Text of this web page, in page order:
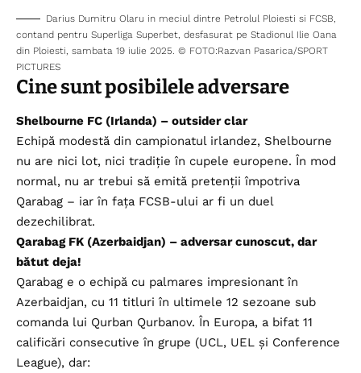
Darius Dumitru Olaru in meciul dintre Petrolul Ploiesti si FCSB,
contand pentru Superliga Superbet, desfasurat pe Stadionul Ilie Oana
din Ploiesti, sambata 19 iulie 2025. © FOTO:Razvan Pasarica/SPORT
PICTURES
Cine sunt posibilele adversare
Shelbourne FC (Irlanda) – outsider clar
Echipă modestă din campionatul irlandez, Shelbourne
nu are nici lot, nici tradiție în cupele europene. În mod
normal, nu ar trebui să emită pretenții împotriva
Qarabag – iar în fața FCSB-ului ar fi un duel
dezechilibrat.
Qarabag FK (Azerbaidjan) – adversar cunoscut, dar
bătut deja!
Qarabag e o echipă cu palmares impresionant în
Azerbaidjan, cu 11 titluri în ultimele 12 sezoane sub
comanda lui Qurban Qurbanov. În Europa, a bifat 11
calificări consecutive în grupe (UCL, UEL și Conference
League), dar: